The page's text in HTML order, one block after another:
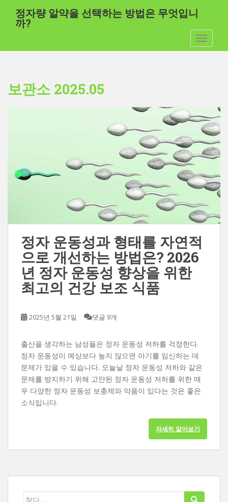
츠
정자량 알약을 선택하는 방법은 무엇입니
까?
탐색 전
보관소 2025.05
정자 운동성과 형태를 자연적
으로 개선하는 방법은? 2026
년 정자 운동성 향상을 위한
최고의 건강 보조 식품
2025년 5월 21일 댓글 9개
출산을 생각하는 남성들은 정자 운동성 저하를 걱정한다.
정자 운동성이 예상보다 높지 않으면 아기를 임신하는 데
문제가 있을 수 있습니다. 오늘날 정자 운동성 저하와 같은
문제를 방지하기 위해 고안된 정자 운동성 저하를 위한 매
우 다양한 정자 운동성 보충제와 약품이 있다는 것은 좋은
소식입니다.
자세히 알아보기
검